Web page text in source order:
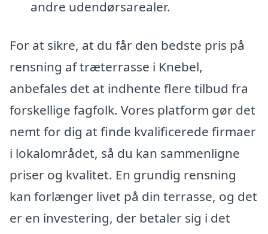
andre udendørsarealer.
For at sikre, at du får den bedste pris på
rensning af træterrasse i Knebel,
anbefales det at indhente flere tilbud fra
forskellige fagfolk. Vores platform gør det
nemt for dig at finde kvalificerede firmaer
i lokalområdet, så du kan sammenligne
priser og kvalitet. En grundig rensning
kan forlænger livet på din terrasse, og det
er en investering, der betaler sig i det